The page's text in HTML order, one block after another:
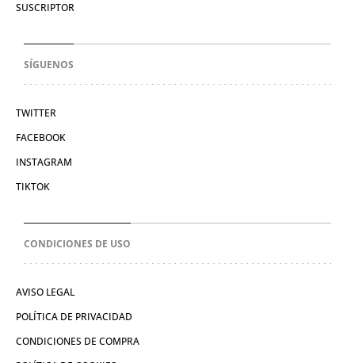
SUSCRIPTOR
SÍGUENOS
TWITTER
FACEBOOK
INSTAGRAM
TIKTOK
CONDICIONES DE USO
AVISO LEGAL
POLÍTICA DE PRIVACIDAD
CONDICIONES DE COMPRA